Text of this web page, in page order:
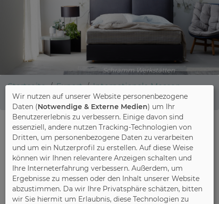
Schramm Werkstätten
Startseite Export
Internationale Messen
Istanbul
Messen Istanbul
IMOB
Wir nutzen auf unserer Website personenbezogene
Daten (Notwendige & Externe Medien) um Ihr
Benutzererlebnis zu verbessern. Einige davon sind
essenziell, andere nutzen Tracking-Technologien von
Dritten, um personenbezogene Daten zu verarbeiten
und um ein Nutzerprofil zu erstellen. Auf diese Weise
können wir Ihnen relevantere Anzeigen schalten und
Ihre Interneterfahrung verbessern. Außerdem, um
Ergebnisse zu messen oder den Inhalt unserer Website
abzustimmen. Da wir Ihre Privatsphäre schätzen, bitten
wir Sie hiermit um Erlaubnis, diese Technologien zu